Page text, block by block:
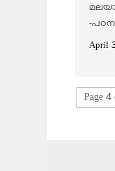
-
April
Page